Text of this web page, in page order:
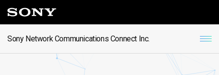
Sony Network Communications Connect Inc.